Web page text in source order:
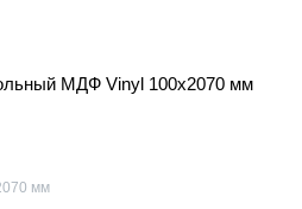
МДФ Vinyl 100x2070 мм
мм